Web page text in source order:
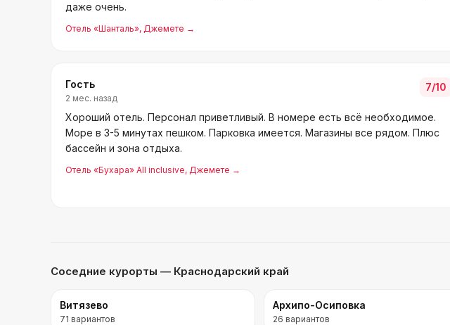
даже очень.
Отель «Шанталь», Джемете →
Гость
2 мес. назад
7/10
Хороший отель. Персонал приветливый. В номере есть всё необходимое.
Море в 3-5 минутах пешком. Парковка имеется. Магазины все рядом. Плюс
бассейн и зона отдыха.
Отель «Бухара» All inclusive, Джемете →
Соседние курорты — Краснодарский край
Витязево
71 вариантов
Архипо-Осиповка
26 вариантов